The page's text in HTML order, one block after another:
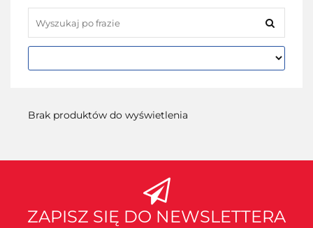
Brak produktów do wyświetlenia
ZAPISZ SIĘ DO NEWSLETTERA